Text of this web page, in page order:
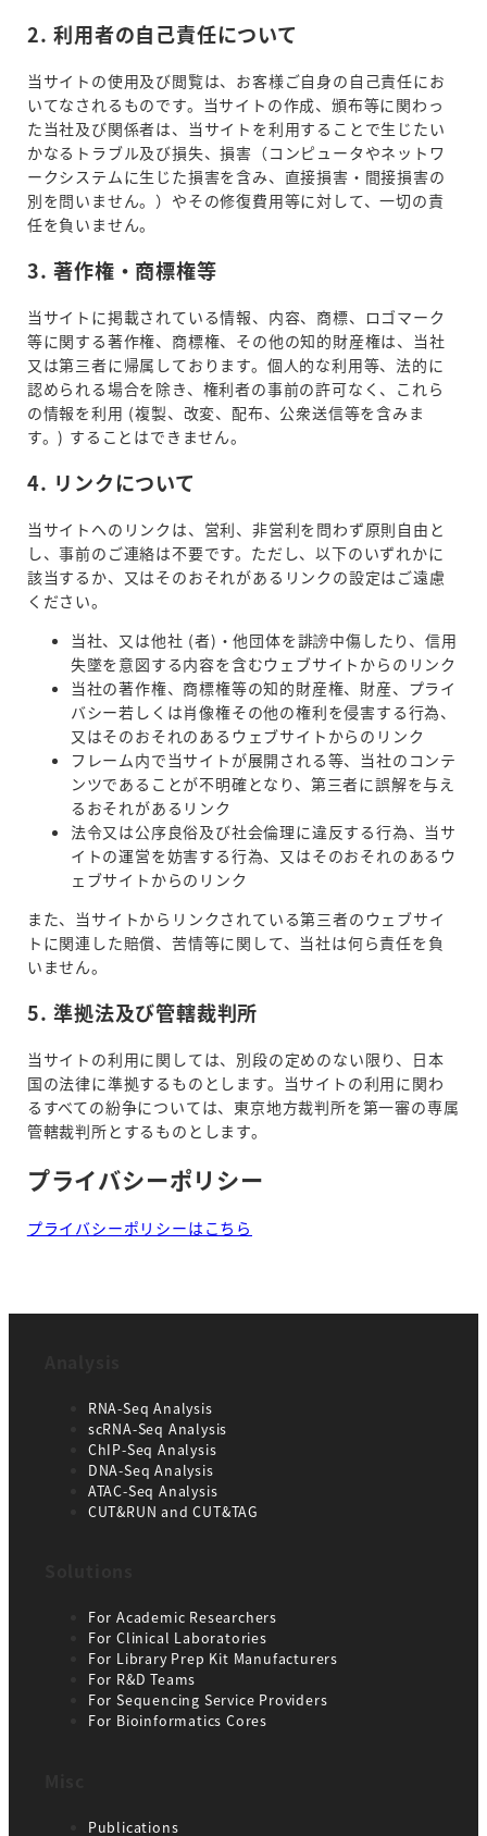
2. 利用者の自己責任について
当サイトの使用及び閲覧は、お客様ご自身の自己責任にお
いてなされるものです。当サイトの作成、頒布等に関わっ
た当社及び関係者は、当サイトを利用することで生じたい
かなるトラブル及び損失、損害（コンピュータやネットワ
ークシステムに生じた損害を含み、直接損害・間接損害の
別を問いません。）やその修復費用等に対して、一切の責
任を負いません。
3. 著作権・商標権等
当サイトに掲載されている情報、内容、商標、ロゴマーク
等に関する著作権、商標権、その他の知的財産権は、当社
又は第三者に帰属しております。個人的な利用等、法的に
認められる場合を除き、権利者の事前の許可なく、これら
の情報を利用 (複製、改変、配布、公衆送信等を含みま
す。) することはできません。
4. リンクについて
当サイトへのリンクは、営利、非営利を問わず原則自由と
し、事前のご連絡は不要です。ただし、以下のいずれかに
該当するか、又はそのおそれがあるリンクの設定はご遠慮
ください。
当社、又は他社 (者)・他団体を誹謗中傷したり、信用
失墜を意図する内容を含むウェブサイトからのリンク
当社の著作権、商標権等の知的財産権、財産、プライ
バシー若しくは肖像権その他の権利を侵害する行為、
又はそのおそれのあるウェブサイトからのリンク
フレーム内で当サイトが展開される等、当社のコンテ
ンツであることが不明確となり、第三者に誤解を与え
るおそれがあるリンク
法令又は公序良俗及び社会倫理に違反する行為、当サ
イトの運営を妨害する行為、又はそのおそれのあるウ
ェブサイトからのリンク
また、当サイトからリンクされている第三者のウェブサイ
トに関連した賠償、苦情等に関して、当社は何ら責任を負
いません。
5. 準拠法及び管轄裁判所
当サイトの利用に関しては、別段の定めのない限り、日本
国の法律に準拠するものとします。当サイトの利用に関わ
るすべての紛争については、東京地方裁判所を第一審の専属
管轄裁判所とするものとします。
プライバシーポリシー
プライバシーポリシーはこちら
RNA-Seq Analysis
scRNA-Seq Analysis
ChIP-Seq Analysis
DNA-Seq Analysis
ATAC-Seq Analysis
CUT&RUN and CUT&TAG
For Academic Researchers
For Clinical Laboratories
For Library Prep Kit Manufacturers
For R&D Teams
For Sequencing Service Providers
For Bioinformatics Cores
Publications